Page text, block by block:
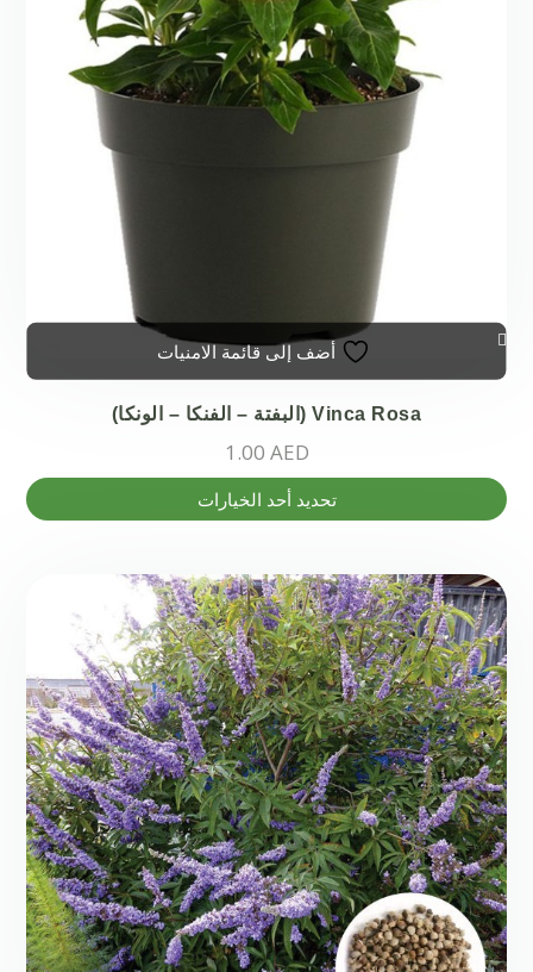
Vinca Rosa (البفتة – الفنكا – الونكا)
1.00 AED
تحديد أحد الخيارات
هناك
العديد
الأشكال
المختلفة
لهذا
المنتج.
يمكن
اختيار
الخيارات
على
صفحة
المنتج
أضف إلى قائمة الامنيات